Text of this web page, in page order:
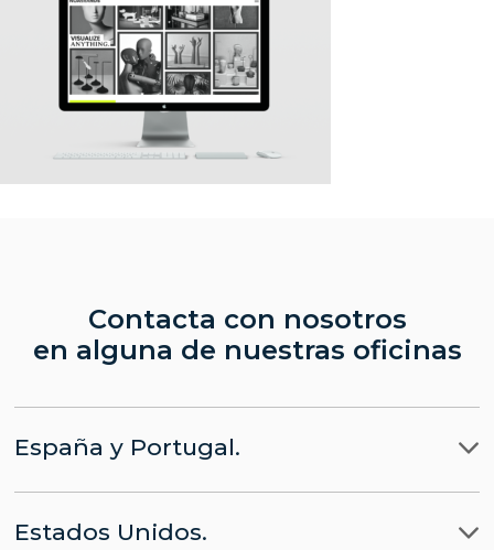
Contacta con nosotros
en alguna de nuestras oficinas
España y Portugal.
Madrid
Barcelona
Estados Unidos.